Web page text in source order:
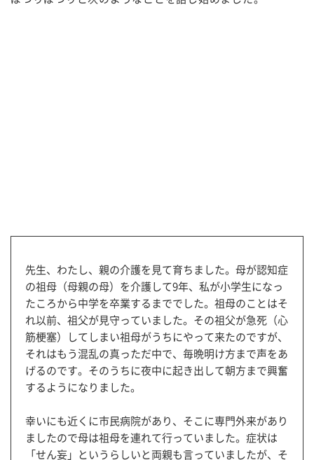
先生、わたし、親の介護を見て育ちました。母が認知症
の祖母（母親の母）を介護して9年、私が小学生になっ
たころから中学を卒業するまででした。祖母のことはそ
れ以前、祖父が見守っていました。その祖父が急死（心
筋梗塞）してしまい祖母がうちにやって来たのですが、
それはもう混乱の真っただ中で、毎晩明け方まで声をあ
げるのです。そのうちに夜中に起き出して朝方まで興奮
するようになりました。
幸いにも近くに市民病院があり、そこに専門外来があり
ましたので母は祖母を連れて行っていました。症状は
「せん妄」というらしいと両親も言っていましたが、そ